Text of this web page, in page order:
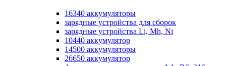
16340 аккумуляторы
зарядные устройства для сборок
зарядные устройства Li, Mh, Ni
10440 аккумулятор
14500 аккумуляторы
26650 аккумулятор